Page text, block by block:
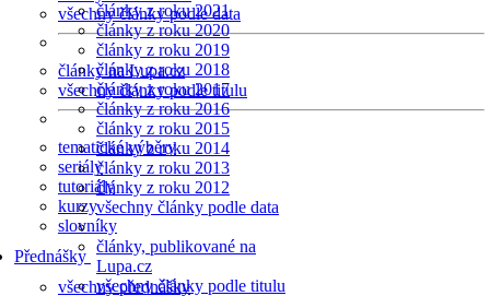
všechny články podle data
články na Lupa.cz
všechny články podle titulu
tematické výběry
seriály
tutoriály
kurzy
slovníky
Přednášky
všechny přednášky
články z roku 2021
články z roku 2020
články z roku 2019
články z roku 2018
články z roku 2017
články z roku 2016
články z roku 2015
články z roku 2014
články z roku 2013
články z roku 2012
všechny články podle data
články, publikované na
Lupa.cz
všechny články podle titulu